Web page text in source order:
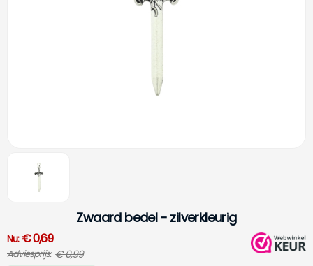
Zwaard bedel - zilverkleurig
Nu:€ 0,69
Adviesprijs: € 0,99